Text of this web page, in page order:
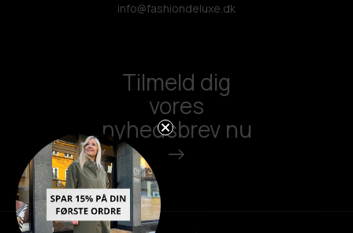
info@fashiondeluxe.dk
Tilmeld dig
vores
nyhedsbrev nu
->